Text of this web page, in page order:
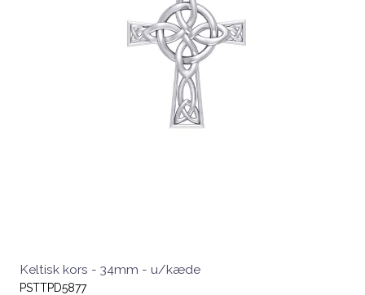
Keltisk kors - 34mm - u/kæde
PSTTPD5877